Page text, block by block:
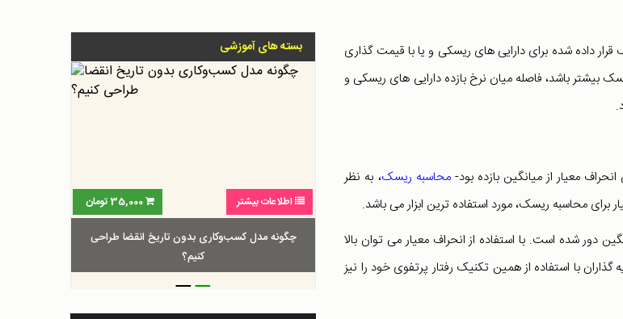
داده شده برای دارایی های ریسکی و یا با قیمت گذاری
بیشتر باشد، فاصله میان نرخ بازده دارایی های ریسکی و
معیار از میانگین بازده بود-محاسبه ریسک، به نظر
محاسبه ریسک، مورد استفاده ترین ابزار می باشد.
دور شده است. با استفاده از انحراف معیار می ­توان بالا
با استفاده از همین تکنیک رفتار پرتفوی خود را نیز
بسته های آموزشی
اطلاعات بیشتر 35,000تومان
چگونه مدل کسب‌و‌کاری بدون تاریخ انقضا طراحی
کنیم؟
__